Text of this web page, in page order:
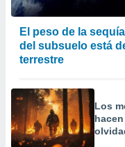
El peso de la
del subsuelo está
terrestre
Los